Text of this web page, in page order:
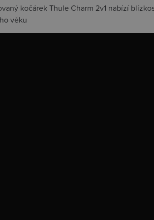
kočárek Thule Charm 2v1 nabízí
věku